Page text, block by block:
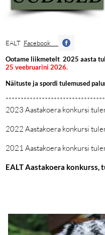
EALT Facebook
​Ootame liikmetelt 2025 aasta
25 veebruarini 2026.
Näituste ja spordi tulemused
2023 Aastakoera konkursi
2022 Aastakoera konkursi
2021 Aastakoera konkursi
EALT Aastakoera konkurss,